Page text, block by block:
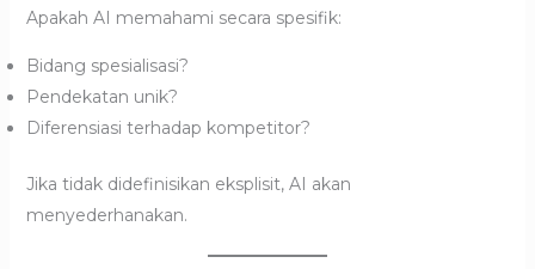
Apakah AI memahami secara spesifik:
Bidang spesialisasi?
Pendekatan unik?
Diferensiasi terhadap kompetitor?
Jika tidak didefinisikan eksplisit, AI akan
menyederhanakan.